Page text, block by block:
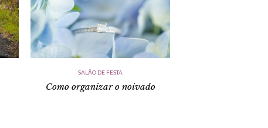
SALÃO DE FESTA
Como organizar o noivado